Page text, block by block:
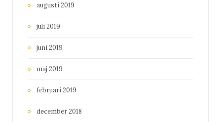
augusti 2019
juli 2019
juni 2019
maj 2019
februari 2019
december 2018